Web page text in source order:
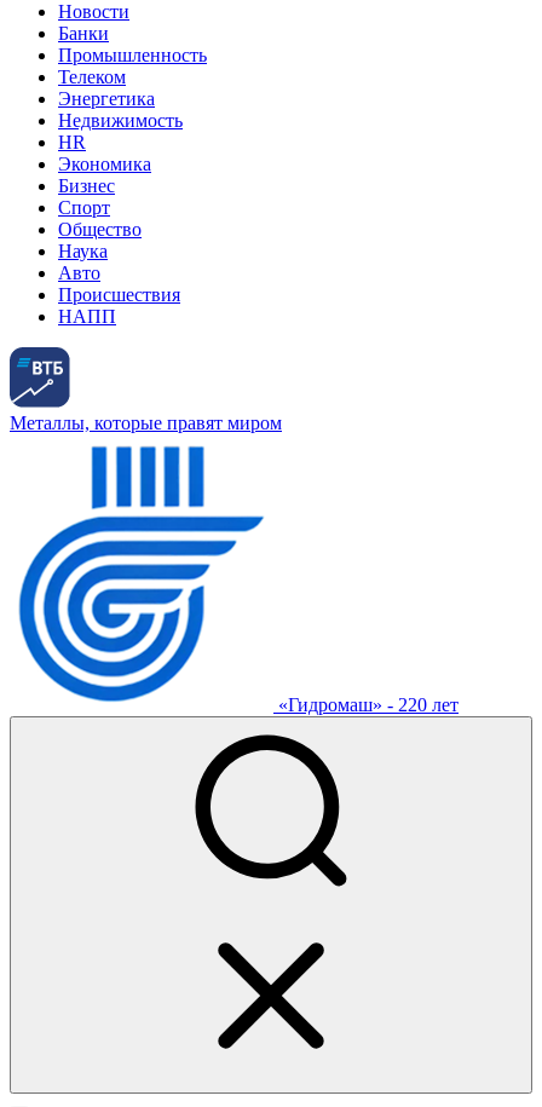
Новости
Банки
Промышленность
Телеком
Энергетика
Недвижимость
HR
Экономика
Бизнес
Спорт
Общество
Наука
Авто
Происшествия
НАПП
Металлы, которые правят миром
«Гидромаш» - 220 лет